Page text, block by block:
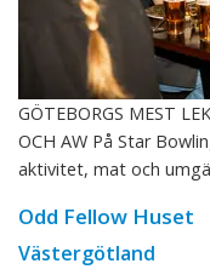
GÖTEBORGS MEST
OCH AW På Star
aktivitet, mat och
Odd Fellow Huset
Västergötland